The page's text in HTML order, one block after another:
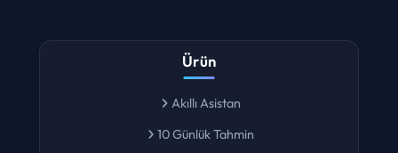
Ürün
Akıllı Asistan
10 Günlük Tahmin